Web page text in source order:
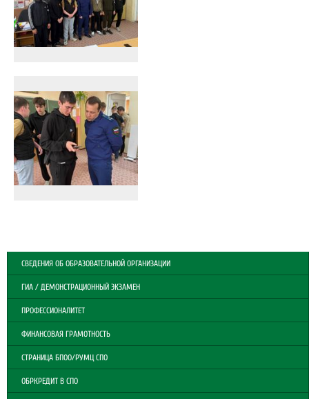
СВЕДЕНИЯ ОБ ОБРАЗОВАТЕЛЬНОЙ ОРГАНИЗАЦИИ
ГИА / ДЕМОНСТРАЦИОННЫЙ ЭКЗАМЕН
ПРОФЕССИОНАЛИТЕТ
ФИНАНСОВАЯ ГРАМОТНОСТЬ
СТРАНИЦА БПОО/РУМЦ СПО
ОБРКРЕДИТ В СПО